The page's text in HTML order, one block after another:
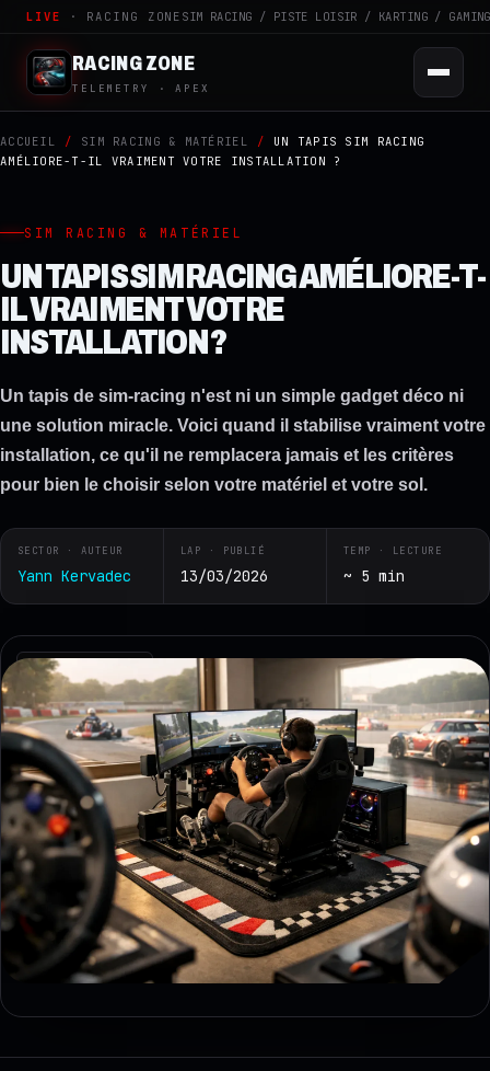
LIVE · RACING ZONE SIM RACING / PISTE LOISIR / KARTING / GAMING
RACING ZONE
TELEMETRY · APEX
ACCUEIL / SIM RACING & MATÉRIEL /
UN TAPIS SIM RACING
AMÉLIORE-T-IL VRAIMENT VOTRE INSTALLATION ?
SIM RACING & MATÉRIEL
UN TAPIS SIM RACING AMÉLIORE-T-
IL VRAIMENT VOTRE
INSTALLATION ?
Un tapis de sim-racing n'est ni un simple gadget déco ni
une solution miracle. Voici quand il stabilise vraiment votre
installation, ce qu'il ne remplacera jamais et les critères
pour bien le choisir selon votre matériel et votre sol.
SECTOR · AUTEUR
Yann Kervadec
LAP · PUBLIÉ
13/03/2026
TEMP · LECTURE
~ 5 min
RZ · TELEMETRY